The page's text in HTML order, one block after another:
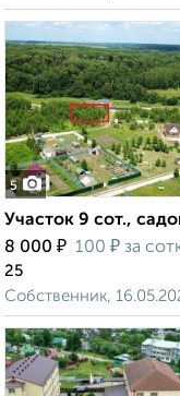
5
Участок 9 сот.,
8 000 ₽ 100 ₽ за
25
Собственник,